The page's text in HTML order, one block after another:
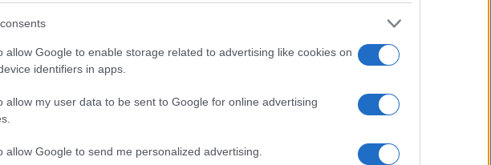
allow Google to enable storage related to advertising like cookies on
identifiers in apps.
allow my user data to be sent to Google for online advertising
allow Google to send me personalized advertising.
Virtù e benefici
di nocciolo d’albicocca include:
a nutrire la cute del capello;
nel cuoio capelluto e aiutano nella
distribuisce facilmente lungo tutta la lunghezza